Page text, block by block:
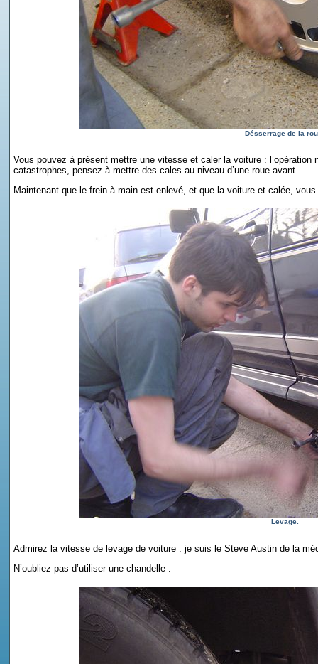
Désserrage de la
Vous pouvez à présent mettre une vitesse et caler la voiture : l’opération
catastrophes, pensez à mettre des cales au niveau d’une roue avant.
Maintenant que le frein à main est enlevé, et que la voiture et calée,
Levage.
Admirez la vitesse de levage de voiture : je suis le Steve Austin de la
N’oubliez pas d’utiliser une chandelle :